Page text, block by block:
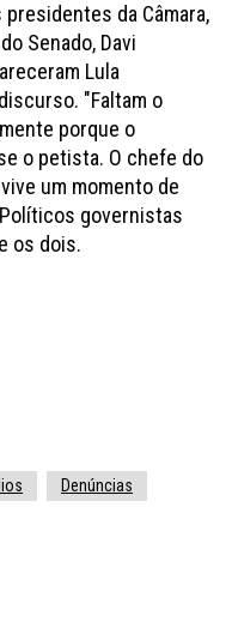
da Câmara,
Senado, Davi
Lula
"Faltam o
porque o
o petista. O chefe do
um momento de
governistas
os dois.
Denúncias